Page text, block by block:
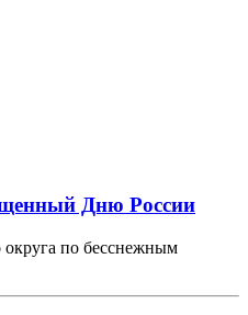
Дню России
округа по бесснежным